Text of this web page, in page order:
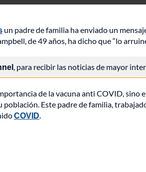
un padre de familia ha enviado un
de 49 años, ha dicho que “lo
, para recibir las noticias de mayor
de la vacuna anti COVID, sino
Este padre de familia,
COVID.